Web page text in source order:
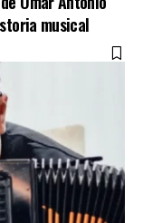
musical